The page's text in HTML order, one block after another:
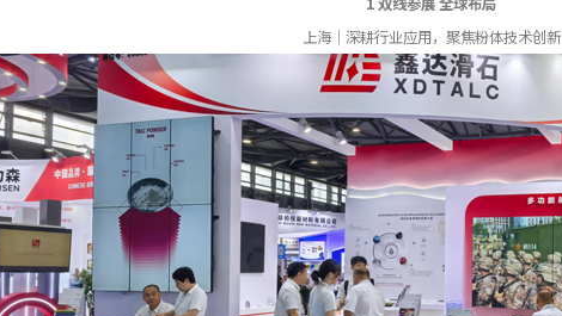
上海｜深耕行业应用，聚焦粉体技术创新